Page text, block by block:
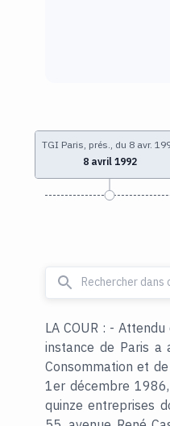
TGI Paris, prés., du 8 avr.
8 avril 1992
LA COUR : -
instance de Paris a
Consommation et
1er décembre
quinze entreprises